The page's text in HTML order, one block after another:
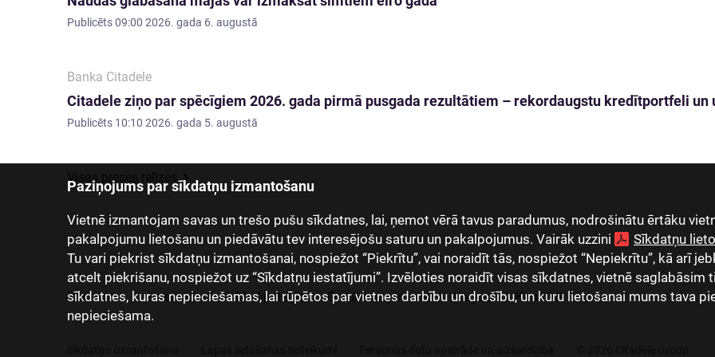
Paziņojums par sīkdatņu izmantošanu
Vietnē izmantojam savas un trešo pušu sīkdatnes, lai, ņemot vērā tavus paradumus, nodrošinātu ērtāku
pakalpojumu lietošanu un piedāvātu tev interesējošu saturu un pakalpojumus. Vairāk uzzini
Sīkdatņu
Tu vari piekrist sīkdatņu izmantošanai, nospiežot “Piekrītu”, vai noraidīt tās, nospiežot “Nepiekrītu”, kā arī
atcelt piekrišanu, nospiežot uz “Sīkdatņu iestatījumi”. Izvēloties noraidīt visas sīkdatnes, vietnē saglabāsim
sīkdatnes, kuras nepieciešamas, lai rūpētos par vietnes darbību un drošību, un kuru lietošanai mums tava
nepieciešama.
Publicēts09:00 2026. gada 6. augustā
Banka Citadele
Citadele ziņo par spēcīgiem 2026. gada pirmā pusgada rezultātiem – rekordaugstu kredītportfeli
Publicēts 10:10 2026. gada 5. augustā
Visas preses relīzes
Par mums Investoriem Mediju telpa Grupas uzņēmumi Karjera Kontakti